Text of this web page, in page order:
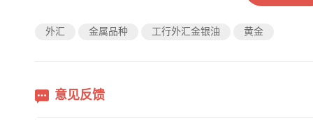
外汇 金属品种 工行外汇金银油 黄金
意见反馈